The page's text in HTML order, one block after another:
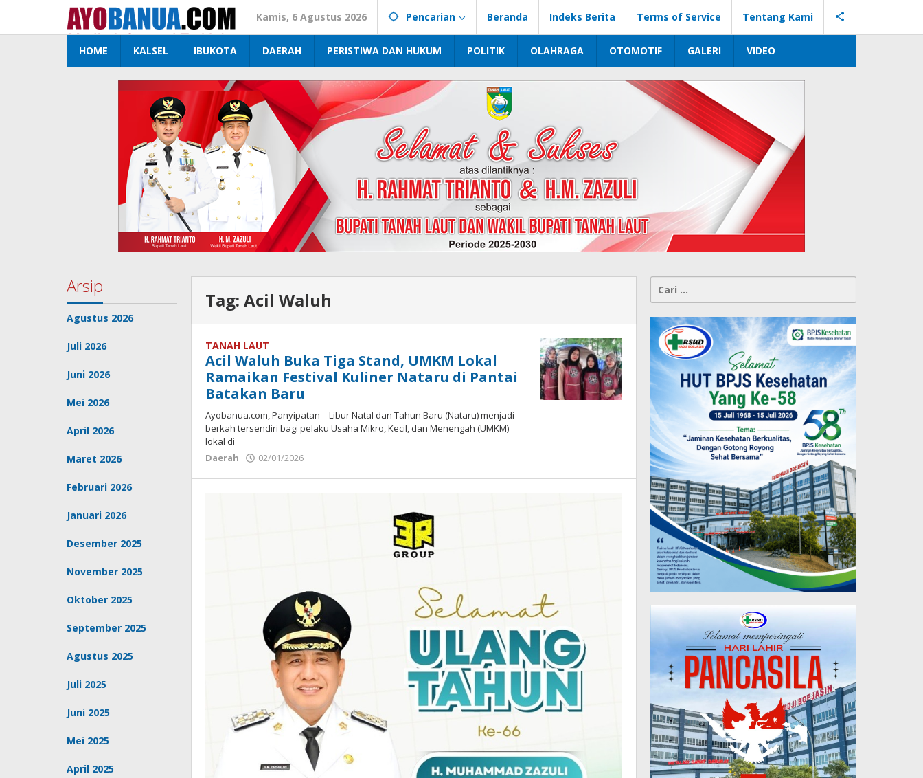
konten
Kamis, 6 Agustus 2026 Pencarian Beranda Indeks Berita Terms of Service Tentang Kami
HOME KALSEL IBUKOTA DAERAH PERISTIWA DAN HUKUM POLITIK OLAHRAGA OTOMOTIF GALERI VIDEO
Arsip
Agustus 2026
Juli 2026
Juni 2026
Mei 2026
April 2026
Maret 2026
Februari 2026
Januari 2026
Desember 2025
November 2025
Oktober 2025
September 2025
Agustus 2025
Juli 2025
Juni 2025
Mei 2025
April 2025
Tag:Acil Waluh
TANAH LAUT
Acil Waluh Buka Tiga Stand, UMKM Lokal
Ramaikan Festival Kuliner Nataru di Pantai
Batakan Baru
Ayobanua.com, Panyipatan – Libur Natal dan Tahun Baru (Nataru) menjadi
berkah tersendiri bagi pelaku Usaha Mikro, Kecil, dan Menengah (UMKM)
lokal di
Daerah
02/01/2026
Cari
untuk: